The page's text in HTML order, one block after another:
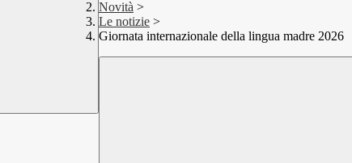
Novità >
Le notizie >
Giornata internazionale della lingua madre 2026